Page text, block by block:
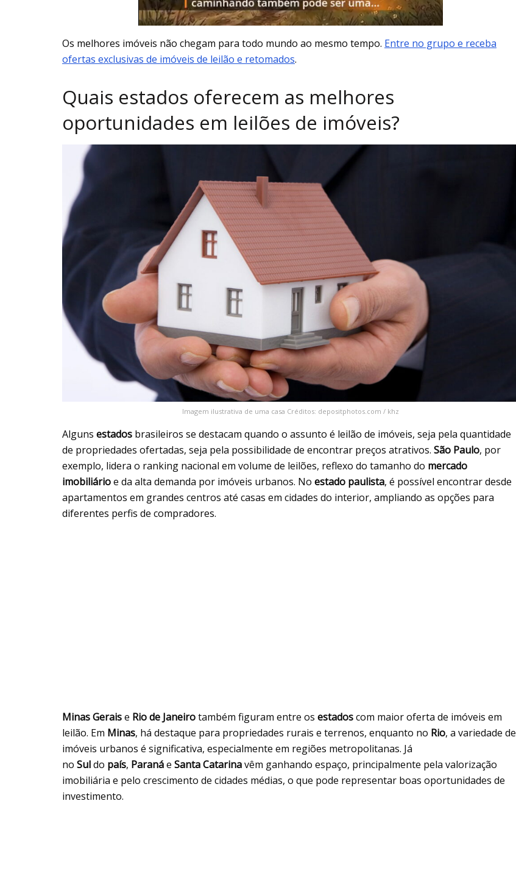
Os melhores imóveis não chegam para todo mundo ao mesmo tempo. Entre no grupo e receba
ofertas exclusivas de imóveis de leilão e retomados.
Quais estados oferecem as melhores
oportunidades em leilões de imóveis?
Imagem ilustrativa de uma casa Créditos: depositphotos.com / khz
Alguns estados brasileiros se destacam quando o assunto é leilão de imóveis, seja pela quantidade
de propriedades ofertadas, seja pela possibilidade de encontrar preços atrativos. São Paulo, por
exemplo, lidera o ranking nacional em volume de leilões, reflexo do tamanho do mercado
imobiliárioe da alta demanda por imóveis urbanos. No estado paulista, é possível encontrar desde
apartamentos em grandes centros até casas em cidades do interior, ampliando as opções para
diferentes perfis de compradores.
Minas Geraise Rio de Janeirotambém figuram entre os estadoscom maior oferta de imóveis em
leilão. Em Minas, há destaque para propriedades rurais e terrenos, enquanto no Rio, a variedade de
imóveis urbanos é significativa, especialmente em regiões metropolitanas. Já
no Suldo país, Paranáe Santa Catarinavêm ganhando espaço, principalmente pela valorização
imobiliária e pelo crescimento de cidades médias, o que pode representar boas oportunidades de
investimento.